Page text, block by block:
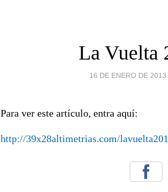
La Vuelta
16 DE ENERO DE
Para ver este artículo, entra aquí:
http://39x28altimetrias.com/